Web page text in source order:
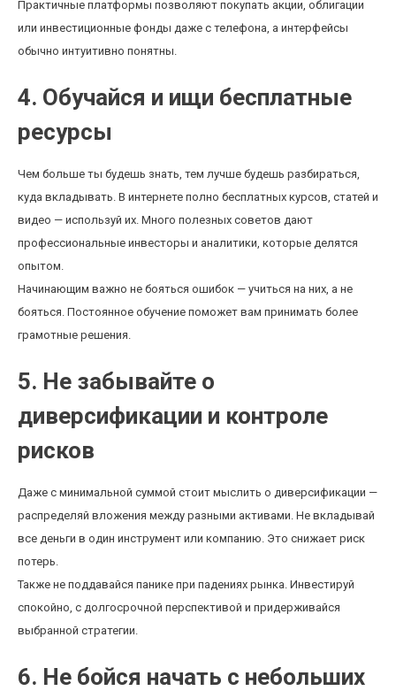
Практичные платформы позволяют покупать акции, облигации
или инвестиционные фонды даже с телефона, а интерфейсы
обычно интуитивно понятны.
4. Обучайся и ищи бесплатные
ресурсы
Чем больше ты будешь знать, тем лучше будешь разбираться,
куда вкладывать. В интернете полно бесплатных курсов, статей и
видео — используй их. Много полезных советов дают
профессиональные инвесторы и аналитики, которые делятся
опытом.
Начинающим важно не бояться ошибок — учиться на них, а не
бояться. Постоянное обучение поможет вам принимать более
грамотные решения.
5. Не забывайте о
диверсификации и контроле
рисков
Даже с минимальной суммой стоит мыслить о диверсификации —
распределяй вложения между разными активами. Не вкладывай
все деньги в один инструмент или компанию. Это снижает риск
потерь.
Также не поддавайся панике при падениях рынка. Инвестируй
спокойно, с долгосрочной перспективой и придерживайся
выбранной стратегии.
6. Не бойся начать с небольших